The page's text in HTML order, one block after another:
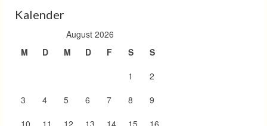
Kalender
August 2026
M
D M D F S
S
1
2
3
4 5 6 7 8
9
10
11 12 13 14 15 16